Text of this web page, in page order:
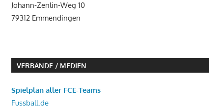
Johann-Zenlin-Weg 10
79312 Emmendingen
VERBÄNDE / MEDIEN
Spielplan aller FCE-Teams
Fussball.de